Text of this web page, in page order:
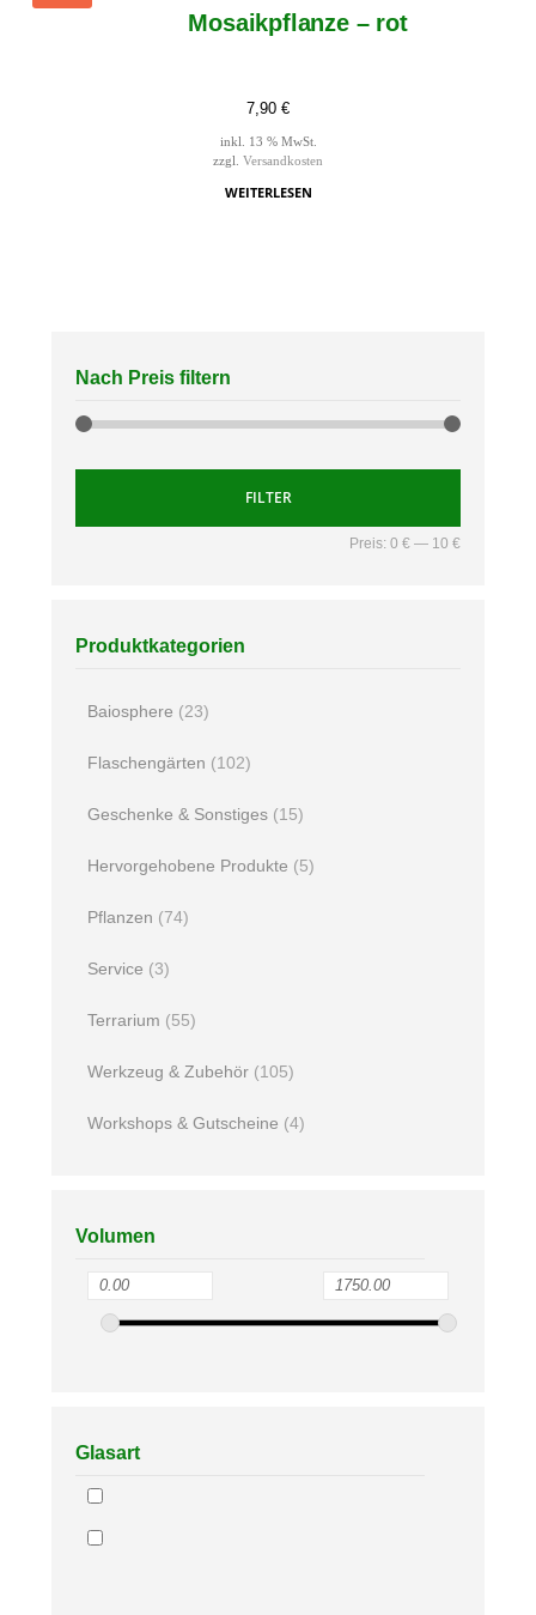
Mosaikpflanze – rot
7,90 €
inkl. 13 % MwSt.
zzgl. Versandkosten
WEITERLESEN
Nach Preis filtern
FILTER
Preis:0 € — 10 €
Produktkategorien
Baiosphere (23)
Flaschengärten (102)
Geschenke & Sonstiges (15)
Hervorgehobene Produkte (5)
Pflanzen (74)
Service (3)
Terrarium (55)
Werkzeug & Zubehör (105)
Workshops & Gutscheine (4)
Volumen
Glasart